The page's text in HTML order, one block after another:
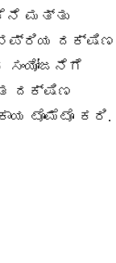
ಮತ್ತು
ದಕ್ಷಿಣ
ದಕ್ಷಿಣ
ಟೊಮೆಟೊ ಕರಿ.